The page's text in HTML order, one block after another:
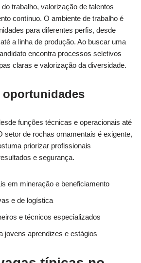
trabalho, valorização de talentos
contínuo. O ambiente de trabalho é
para diferentes perfis, desde
a linha de produção. Ao buscar uma
encontra processos seletivos
claras e valorização da diversidade.
oportunidades
funções técnicas e operacionais até
setor de rochas ornamentais é exigente,
priorizar profissionais
e segurança.
em mineração e beneficiamento
e de logística
e técnicos especializados
jovens aprendizes e estágios